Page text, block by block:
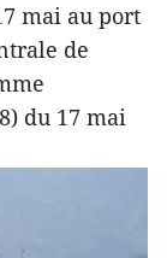
mai au port
de
du 17 mai